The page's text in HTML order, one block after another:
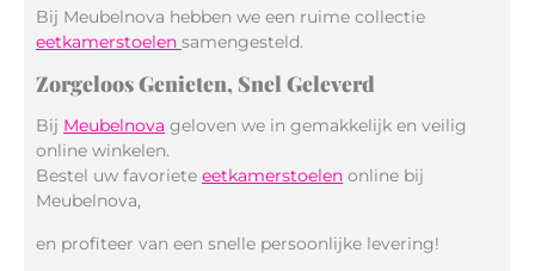
Bij Meubelnova hebben we een ruime collectie
eetkamerstoelen samengesteld.
Zorgeloos Genieten, Snel Geleverd
Bij Meubelnova geloven we in gemakkelijk en veilig
online winkelen.
Bestel uw favoriete eetkamerstoelen online bij
Meubelnova,
en profiteer van een snelle persoonlijke levering!